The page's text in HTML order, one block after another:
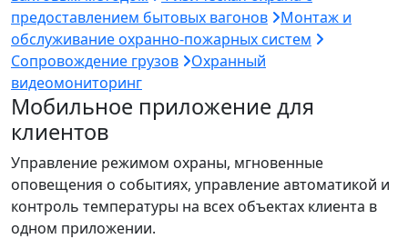
предоставлением бытовых вагонов
Монтаж и
обслуживание охранно-пожарных систем
Сопровождение грузов
Охранный
видеомониторинг
Мобильное приложение для
клиентов
Управление режимом охраны, мгновенные
оповещения о событиях, управление автоматикой и
контроль температуры на всех объектах клиента в
одном приложении.